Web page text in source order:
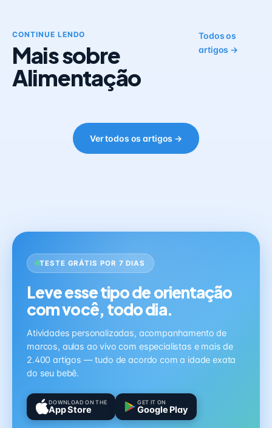
CONTINUE LENDO
Mais sobre
Alimentação
Todos os
artigos →
Ver todos os artigos →
TESTE GRÁTIS POR 7 DIAS
Leve esse tipo de orientação
com você, todo dia.
Atividades personalizadas, acompanhamento de
marcos, aulas ao vivo com especialistas e mais de
2.400 artigos — tudo de acordo com a idade exata
do seu bebê.
DOWNLOAD ON THE
App Store
GET IT ON
Google Play